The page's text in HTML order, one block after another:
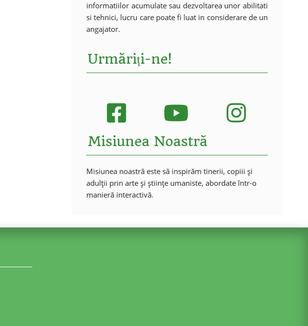
informatiilor acumulate sau dezvoltarea unor abilitati
si tehnici, lucru care poate fi luat in considerare de un
angajator.
Urmăriți-ne!
Misiunea Noastră
Misiunea noastră este să inspirăm tinerii, copiii și
adulții prin arte și științe umaniste, abordate într-o
manieră interactivă.